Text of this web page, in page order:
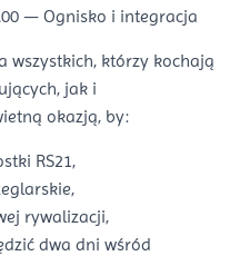
— Ognisko i integracja
wszystkich, którzy kochają
jak i
okazją, by:
RS21,
rywalizacji,
dwa dni wśród